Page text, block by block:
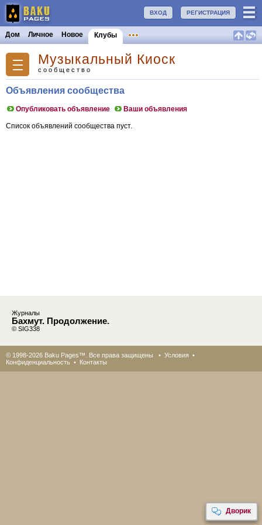
РЕГИСТРАЦИЯ
ВХОД
Дом Личное Новое Клубы
Музыкальный Киоск
сообщество
Объявления сообщества
Опубликовать объявление Ваши объявления
Список объявлений сообщества пуст.
Дворик
Журналы
Бахмут. Продолжение.
© SIG338
© 1998-2026 Baku Pages™. Все права защищены • Условия •
Конфиденциальность • Контакты